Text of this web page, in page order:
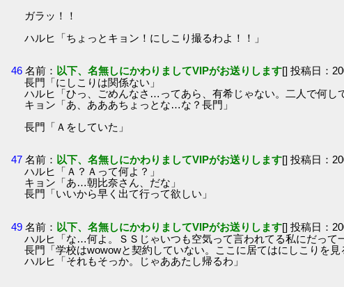
ガラッ！！
ハルヒ「ちょっとキョン！にしこり撮るわよ！！」
46 名前： 以下、名無しにかわりましてVIPがお送りします[] 投稿日：
長門「にしこりは関係ない」
ハルヒ「ひっ、ごめんなさ…ってあら、有希じゃない。二人で何し
キョン「あ、あああちょっとな…な？長門」
長門「Ａをしていた」
47 名前： 以下、名無しにかわりましてVIPがお送りします[] 投稿日：
ハルヒ「Ａ？Ａって何よ？」
キョン「あ…朝比奈さん、だな」
長門「いいから早く出て行って欲しい」
49 名前： 以下、名無しにかわりましてVIPがお送りします[] 投稿日：
ハルヒ「な…何よ。ＳＳじゃいつも空気って言われてる私にだって
長門「学校はwowowと契約していない。ここに居てはにしこりを見
ハルヒ「それもそっか。じゃああたし帰るわ」